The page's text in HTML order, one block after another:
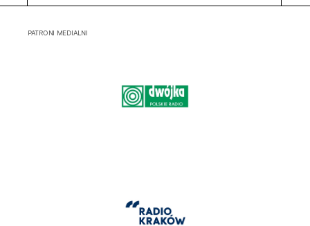
PATRONI MEDIALNI